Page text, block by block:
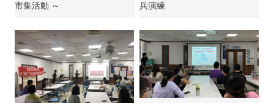
市集活動 ～
兵演練